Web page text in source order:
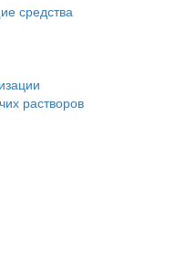
средства
растворов